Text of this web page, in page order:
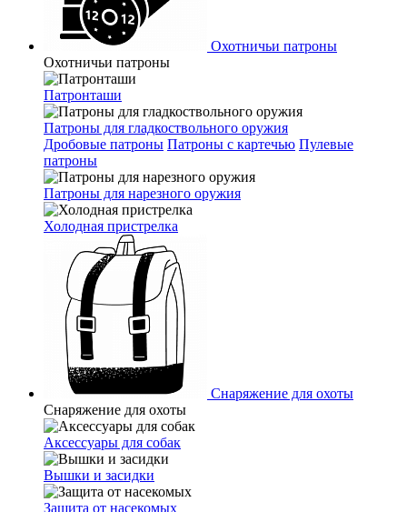
Охотничьи патроны
Охотничьи патроны
Патронташи
Патроны для гладкоствольного оружия
Дробовые патроны Патроны с картечью Пулевые
патроны
Патроны для нарезного оружия
Холодная пристрелка
Снаряжение для охоты
Снаряжение для охоты
Аксессуары для собак
Вышки и засидки
Защита от насекомых